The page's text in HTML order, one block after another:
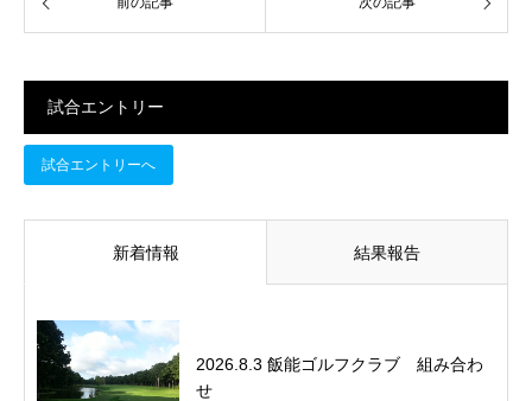
試合エントリー
試合エントリーへ
新着情報 結果報告
2026.8.3 飯能ゴルフクラブ 組み合わ
せ